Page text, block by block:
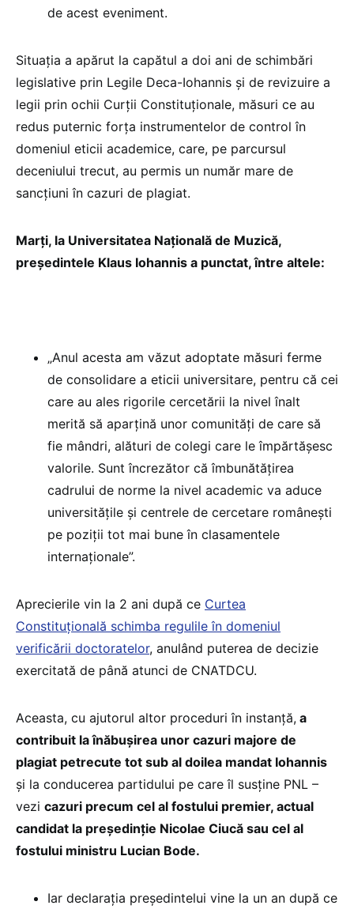
de acest eveniment.
Situația a apărut la capătul a doi ani de schimbări
legislative prin Legile Deca-Iohannis și de revizuire a
legii prin ochii Curții Constituționale, măsuri ce au
redus puternic forța instrumentelor de control în
domeniul eticii academice, care, pe parcursul
deceniului trecut, au permis un număr mare de
sancțiuni în cazuri de plagiat.
Marți, la Universitatea Națională de Muzică,
președintele Klaus Iohannis a punctat, între altele:
„Anul acesta am văzut adoptate măsuri ferme
de consolidare a eticii universitare, pentru că cei
care au ales rigorile cercetării la nivel înalt
merită să aparțină unor comunități de care să
fie mândri, alături de colegi care le împărtășesc
valorile. Sunt încrezător că îmbunătățirea
cadrului de norme la nivel academic va aduce
universitățile și centrele de cercetare românești
pe poziții tot mai bune în clasamentele
internaționale”.
Aprecierile vin la 2 ani după ce Curtea
Constituțională schimba regulile în domeniul
verificării doctoratelor, anulând puterea de decizie
exercitată de până atunci de CNATDCU.
Aceasta, cu ajutorul altor proceduri în instanță, a
contribuit la înăbușirea unor cazuri majore de
plagiat petrecute tot sub al doilea mandat Iohannis
și la conducerea partidului pe care îl susține PNL –
vezi cazuri precum cel al fostului premier, actual
candidat la președinție Nicolae Ciucă sau cel al
fostului ministru Lucian Bode.
Iar declarația președintelui vine la un an după ce